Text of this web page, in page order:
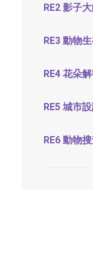
RE2 影子
RE3 動物
RE4 花朵
RE5 城市
RE6 動物